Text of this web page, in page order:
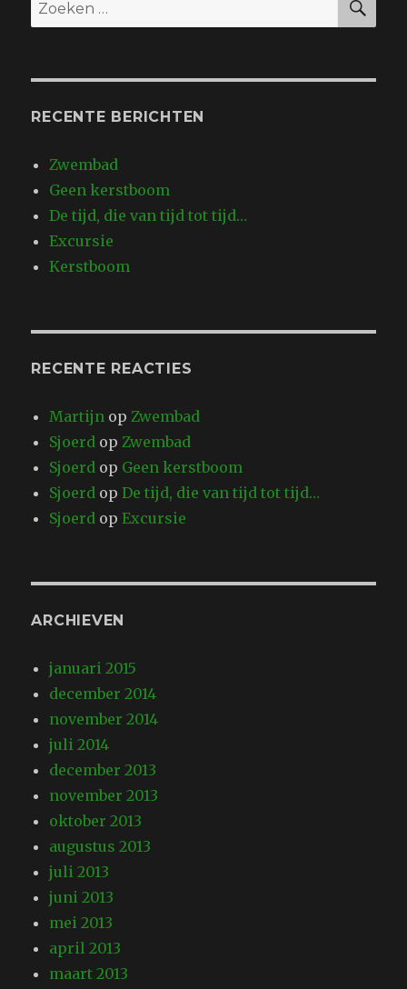
naar:
RECENTE BERICHTEN
Zwembad
Geen kerstboom
De tijd, die van tijd tot tijd…
Excursie
Kerstboom
RECENTE REACTIES
Martijn opZwembad
Sjoerd opZwembad
Sjoerd op Geen kerstboom
Sjoerd opDe tijd, die van tijd tot tijd…
Sjoerd opExcursie
ARCHIEVEN
januari 2015
december 2014
november 2014
juli 2014
december 2013
november 2013
oktober 2013
augustus 2013
juli 2013
juni 2013
mei 2013
april 2013
maart 2013